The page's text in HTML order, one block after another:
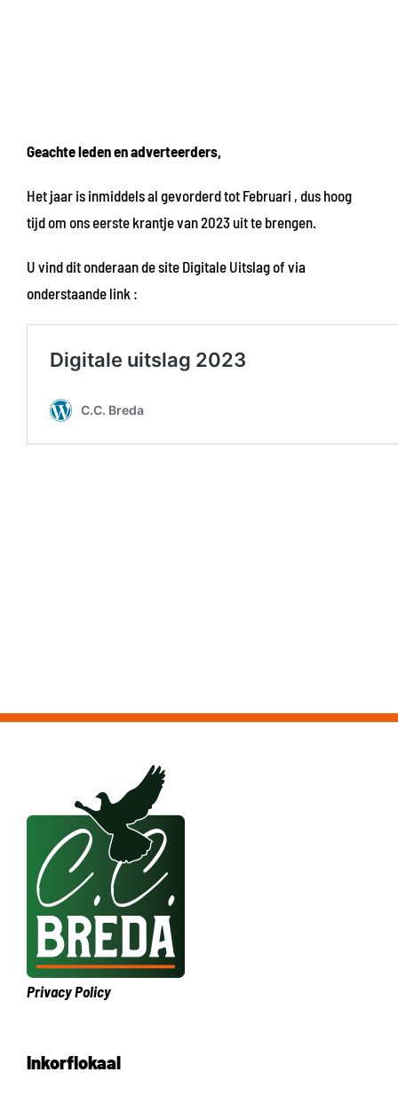
Geachte leden en adverteerders,
Het jaar is inmiddels al gevorderd tot Februari , dus hoog
tijd om ons eerste krantje van 2023 uit te brengen.
U vind dit onderaan de site Digitale Uitslag of via
onderstaande link :
Privacy Policy
Inkorflokaal